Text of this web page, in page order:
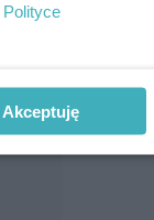
Polityce
Akceptuję